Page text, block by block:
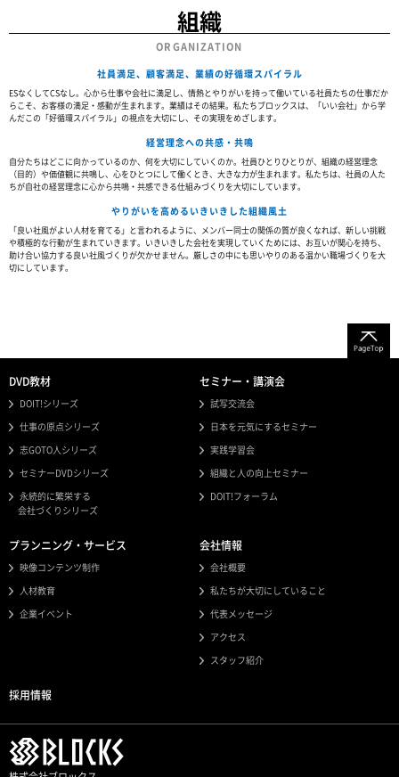
組織
ORGANIZATION
社員満足、顧客満足、業績の好循環スパイラル
ESなくしてCSなし。心から仕事や会社に満足し、情熱とやりがいを持って働いている社員たちの仕事だか
らこそ、お客様の満足・感動が生まれます。業績はその結果。私たちブロックスは、「いい会社」から学
んだこの「好循環スパイラル」の視点を大切にし、その実現をめざします。
経営理念への共感・共鳴
自分たちはどこに向かっているのか、何を大切にしていくのか。社員ひとりひとりが、組織の経営理念
（目的）や価値観に共鳴し、心をひとつにして働くとき、大きな力が生まれます。私たちは、社員の人た
ちが自社の経営理念に心から共鳴・共感できる仕組みづくりを大切にしています。
やりがいを高めるいきいきした組織風土
「良い社風がよい人材を育てる」と言われるように、メンバー同士の関係の質が良くなれば、新しい挑戦
や積極的な行動が生まれていきます。いきいきした会社を実現していくためには、お互いが関心を持ち、
助け合い協力する良い社風づくりが欠かせません。厳しさの中にも思いやりのある温かい職場づくりを大
切にしています。
DVD教材
DOIT!シリーズ
仕事の原点シリーズ
志GOTO人シリーズ
セミナーDVDシリーズ
永続的に繁栄する
会社づくりシリーズ
セミナー・講演会
試写交流会
日本を元気にするセミナー
実践学習会
組織と人の向上セミナー
DOIT!フォーラム
プランニング・サービス
映像コンテンツ制作
人材教育
企業イベント
会社情報
会社概要
私たちが大切にしていること
代表メッセージ
アクセス
スタッフ紹介
採用情報